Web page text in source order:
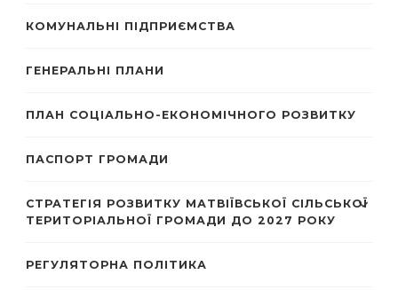
КОМУНАЛЬНІ ПІДПРИЄМСТВА
ГЕНЕРАЛЬНІ ПЛАНИ
ПЛАН СОЦІАЛЬНО-ЕКОНОМІЧНОГО РОЗВИТКУ
ПАСПОРТ ГРОМАДИ
СТРАТЕГІЯ РОЗВИТКУ МАТВІЇВСЬКОЇ СІЛЬСЬКОЇ
ТЕРИТОРІАЛЬНОЇ ГРОМАДИ ДО 2027 РОКУ
РЕГУЛЯТОРНА ПОЛІТИКА